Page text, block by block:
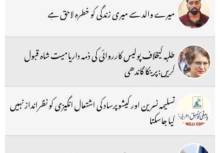
میرے والد سے میری زندگی کو خطرہ لاحق ہے
طلبہ کیخلاف پولیس کارروائی کی ذمہ داریامیت شاہ قبول
کریں:پرینکا گاندھی
تسلیمہ نسرین اور کیشوپرساد کی اشتعال انگیزی کو نظرانداز نہیں
کیا جاسکتا